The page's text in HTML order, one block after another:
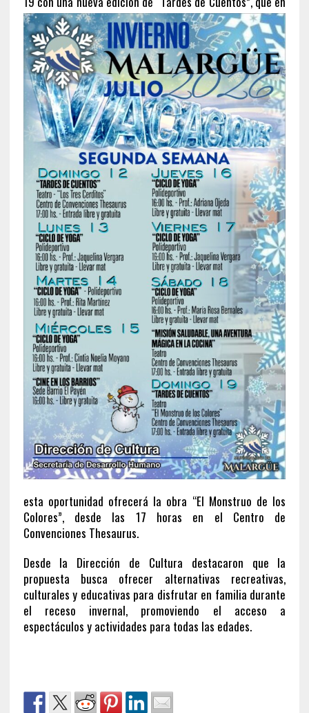
esta oportunidad ofrecerá la obra “El Monstruo de los
Colores”, desde las 17 horas en el Centro de
Convenciones Thesaurus.
Desde la Dirección de Cultura destacaron que la
propuesta busca ofrecer alternativas recreativas,
culturales y educativas para disfrutar en familia durante
el receso invernal, promoviendo el acceso a
espectáculos y actividades para todas las edades.